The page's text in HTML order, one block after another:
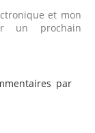
et mon
un prochain
par